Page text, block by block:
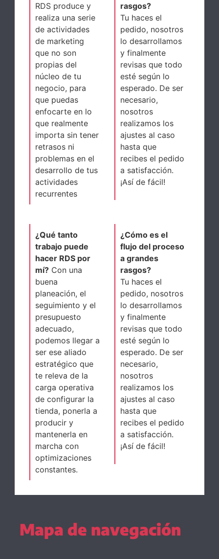
RDS produce y
realiza una serie
de actividades
de marketing
que no son
propias del
núcleo de tu
negocio, para
que puedas
enfocarte en lo
que realmente
importa sin tener
retrasos ni
problemas en el
desarrollo de tus
actividades
recurrentes
rasgos?
Tu haces el
pedido, nosotros
lo desarrollamos
y finalmente
revisas que todo
esté según lo
esperado. De ser
necesario,
nosotros
realizamos los
ajustes al caso
hasta que
recibes el pedido
a satisfacción.
¡Así de fácil!
¿Qué tanto
trabajo puede
hacer RDS por
mí? Con una
buena
planeación, el
seguimiento y el
presupuesto
adecuado,
podemos llegar a
ser ese aliado
estratégico que
te releva de la
carga operativa
de configurar la
tienda, ponerla a
producir y
mantenerla en
marcha con
optimizaciones
constantes.
¿Cómo es el
flujo del proceso
a grandes
rasgos?
Tu haces el
pedido, nosotros
lo desarrollamos
y finalmente
revisas que todo
esté según lo
esperado. De ser
necesario,
nosotros
realizamos los
ajustes al caso
hasta que
recibes el pedido
a satisfacción.
¡Así de fácil!
Mapa de navegación